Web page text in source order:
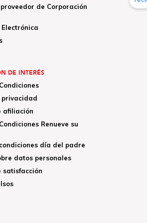
de Corporación
DE INTERÉS
privacidad
afiliación
Renueve su
día del padre
datos personales
satisfacción